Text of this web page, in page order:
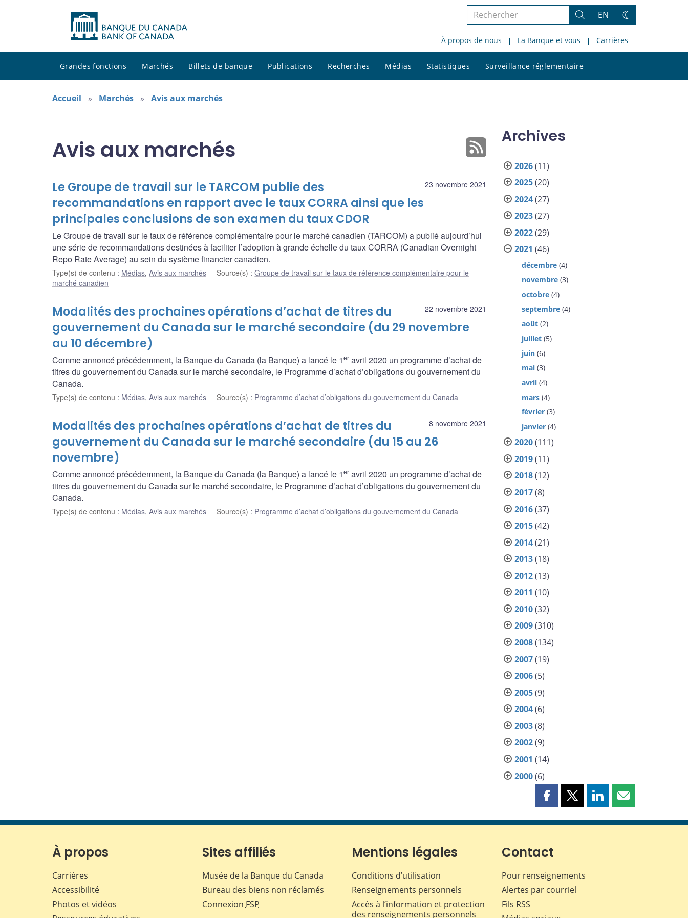
Rechercher
le
site
Rechercher
EN
Changez
thème
À propos de nous La Banque et vous Carrières
Grandes fonctions Marchés Billets de banque Publications Recherches Médias Statistiques Surveillance réglementaire
le
Accueil Marchés Avis aux marchés
Avis aux marchés
23 novembre 2021
Le Groupe de travail sur le TARCOM publie des
recommandations en rapport avec le taux CORRA ainsi que les
principales conclusions de son examen du taux CDOR
Le Groupe de travail sur le taux de référence complémentaire pour le marché canadien (TARCOM) a publié aujourd’hui
une série de recommandations destinées à faciliter l’adoption à grande échelle du taux CORRA (Canadian Overnight
Repo Rate Average) au sein du système financier canadien.
Type(s) de contenu : Médias, Avis aux marchés Source(s) :Groupe de travail sur le taux de référence complémentaire pour le
marché canadien
22 novembre 2021
Modalités des prochaines opérations d’achat de titres du
gouvernement du Canada sur le marché secondaire (du 29 novembre
au 10 décembre)
Comme annoncé précédemment, la Banque du Canada (la Banque) a lancé le 1er avril 2020 un programme d’achat de
titres du gouvernement du Canada sur le marché secondaire, le Programme d’achat d’obligations du gouvernement du
Canada.
Type(s) de contenu : Médias, Avis aux marchés Source(s) : Programme d’achat d’obligations du gouvernement du Canada
8 novembre 2021
Modalités des prochaines opérations d’achat de titres du
gouvernement du Canada sur le marché secondaire (du 15 au 26
novembre)
Comme annoncé précédemment, la Banque du Canada (la Banque) a lancé le 1er avril 2020 un programme d’achat de
titres du gouvernement du Canada sur le marché secondaire, le Programme d’achat d’obligations du gouvernement du
Canada.
Type(s) de contenu : Médias, Avis aux marchés Source(s) : Programme d’achat d’obligations du gouvernement du Canada
Archives
2026(11)
2025(20)
2024(27)
2023(27)
2022(29)
2021 (46)
décembre (4)
novembre (3)
octobre (4)
septembre (4)
août (2)
juillet (5)
juin (6)
mai (3)
avril (4)
mars (4)
février (3)
janvier (4)
2020(111)
2019(11)
2018(12)
2017(8)
2016(37)
2015(42)
2014(21)
2013(18)
2012(13)
2011 (10)
2010(32)
2009(310)
2008(134)
2007(19)
2006(5)
2005(9)
2004(6)
2003(8)
2002(9)
2001 (14)
2000(6)
Partager
page
Facebook
Partager
page
Partager
page
Partager
page
À propos
Carrières
Accessibilité
Photos et vidéos
Sites affiliés
Musée de la Banque du Canada
Bureau des biens non réclamés
Connexion FSP
Mentions légales
Conditions d’utilisation
Renseignements personnels
Accès à l’information et protection
des renseignements personnels
Contact
Pour renseignements
Alertes par courriel
Fils RSS